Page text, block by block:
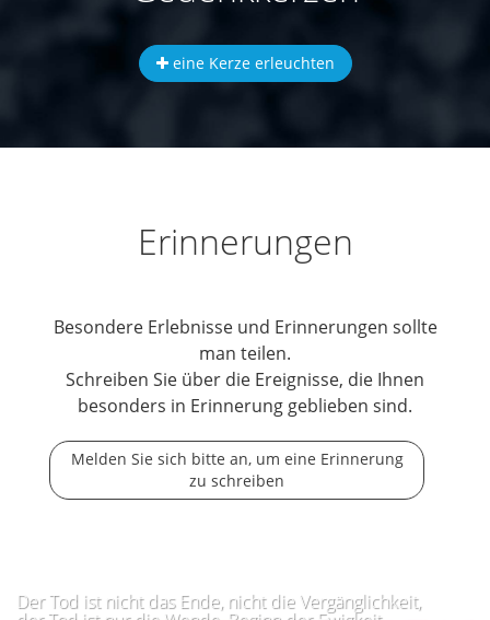
eine Kerze erleuchten
Erinnerungen
Besondere Erlebnisse und Erinnerungen sollte
man teilen.
Schreiben Sie über die Ereignisse, die Ihnen
besonders in Erinnerung geblieben sind.
Melden Sie sich bitte an, um eine Erinnerung
zu schreiben
Der Tod ist nicht das Ende, nicht die Vergänglichkeit,